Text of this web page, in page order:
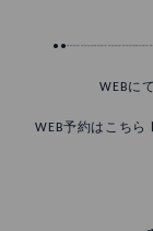
WEBに
WEB予約はこちら